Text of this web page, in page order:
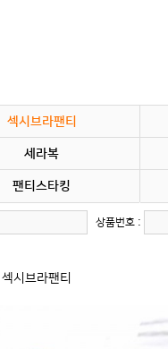
섹시브라팬티
세라복
팬티스타킹
상품번호 :
섹시브라팬티